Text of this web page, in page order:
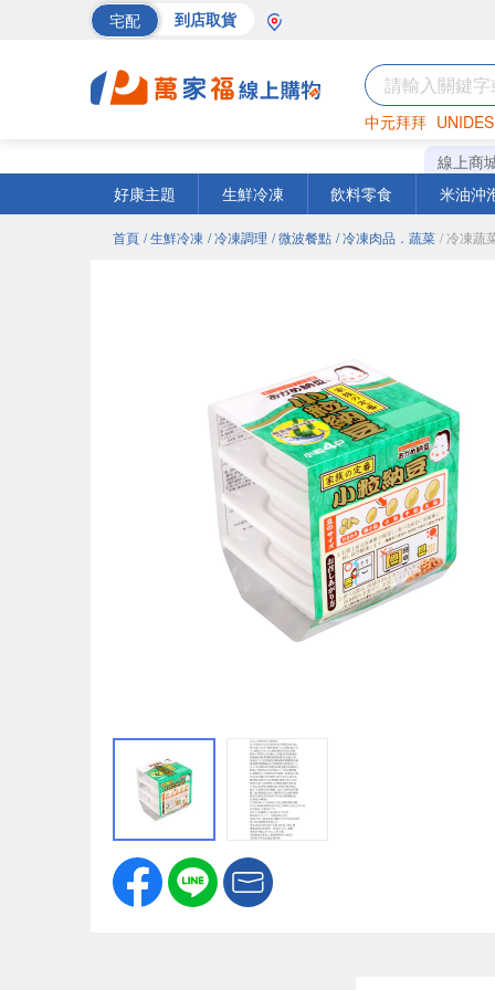
宅配 到店取貨
中元拜拜
罐頭 海苔
線上商
好康主題
生鮮冷凍 飲料零食 米油沖
首頁 / 生鮮冷凍 / 冷凍調理 / 微波餐點 / 冷凍肉品．蔬菜 / 冷凍蔬